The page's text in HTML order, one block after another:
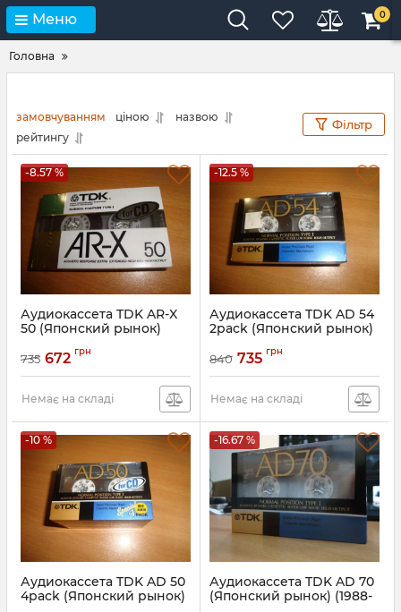
Меню 0
Головна
замовчуванням ціною
назвою
рейтингу
Фільтр
-8.57 %
Аудиокассета TDK AR-X
50 (Японский рынок)
735 672 грн
Немає на складі
-12.5 %
Аудиокассета TDK AD 54
2pack (Японский рынок)
840 735 грн
Немає на складі
-10 %
Аудиокассета TDK AD 50
4pack (Японский рынок)
-16.67 %
Аудиокассета TDK AD 70
(Японский рынок) (1988-